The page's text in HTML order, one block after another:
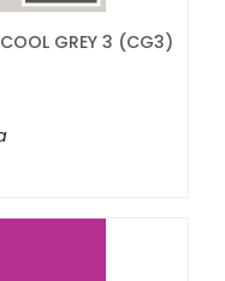
COOL GREY 3 (CG3)